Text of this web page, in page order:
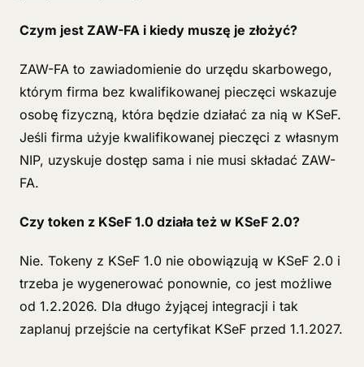
Czym jest ZAW-FA i kiedy muszę je złożyć?
ZAW-FA to zawiadomienie do urzędu skarbowego,
którym firma bez kwalifikowanej pieczęci wskazuje
osobę fizyczną, która będzie działać za nią w KSeF.
Jeśli firma użyje kwalifikowanej pieczęci z własnym
NIP, uzyskuje dostęp sama i nie musi składać ZAW-
FA.
Czy token z KSeF 1.0 działa też w KSeF 2.0?
Nie. Tokeny z KSeF 1.0 nie obowiązują w KSeF 2.0 i
trzeba je wygenerować ponownie, co jest możliwe
od 1.2.2026. Dla długo żyjącej integracji i tak
zaplanuj przejście na certyfikat KSeF przed 1.1.2027.